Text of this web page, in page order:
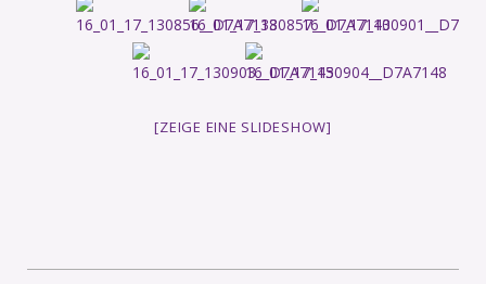
[ZEIGE EINE SLIDESHOW]